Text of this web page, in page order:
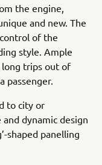
the engine,
and new. The
of the
style. Ample
trips out of
passenger.
to city or
dynamic design
shaped panelling